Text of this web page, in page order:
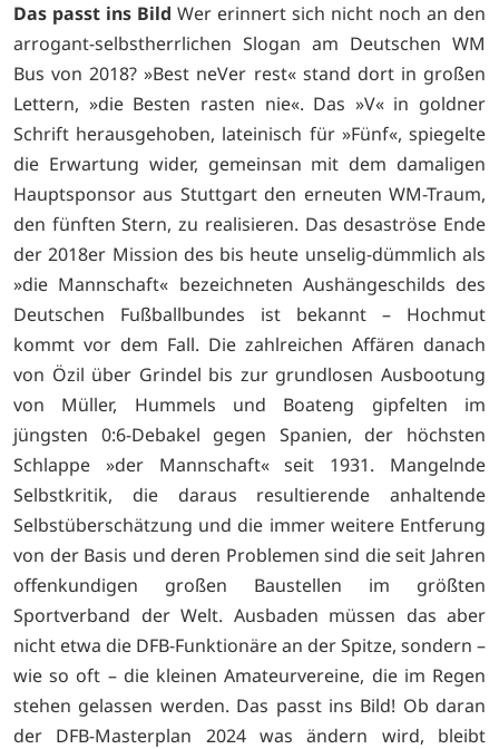
Das passt ins Bild Wer erinnert sich nicht noch an den
arrogant-selbstherrlichen Slogan am Deutschen WM
Bus von 2018? »Best neVer rest« stand dort in großen
Lettern, »die Besten rasten nie«. Das »V« in goldner
Schrift herausgehoben, lateinisch für »Fünf«, spiegelte
die Erwartung wider, gemeinsan mit dem damaligen
Hauptsponsor aus Stuttgart den erneuten WM-Traum,
den fünften Stern, zu realisieren. Das desaströse Ende
der 2018er Mission des bis heute unselig-dümmlich als
»die Mannschaft« bezeichneten Aushängeschilds des
Deutschen Fußballbundes ist bekannt – Hochmut
kommt vor dem Fall. Die zahlreichen Affären danach
von Özil über Grindel bis zur grundlosen Ausbootung
von Müller, Hummels und Boateng gipfelten im
jüngsten 0:6-Debakel gegen Spanien, der höchsten
Schlappe »der Mannschaft« seit 1931. Mangelnde
Selbstkritik, die daraus resultierende anhaltende
Selbstüberschätzung und die immer weitere Entferung
von der Basis und deren Problemen sind die seit Jahren
offenkundigen großen Baustellen im größten
Sportverband der Welt. Ausbaden müssen das aber
nicht etwa die DFB-Funktionäre an der Spitze, sondern –
wie so oft – die kleinen Amateurvereine, die im Regen
stehen gelassen werden. Das passt ins Bild! Ob daran
der DFB-Masterplan 2024 was ändern wird, bleibt